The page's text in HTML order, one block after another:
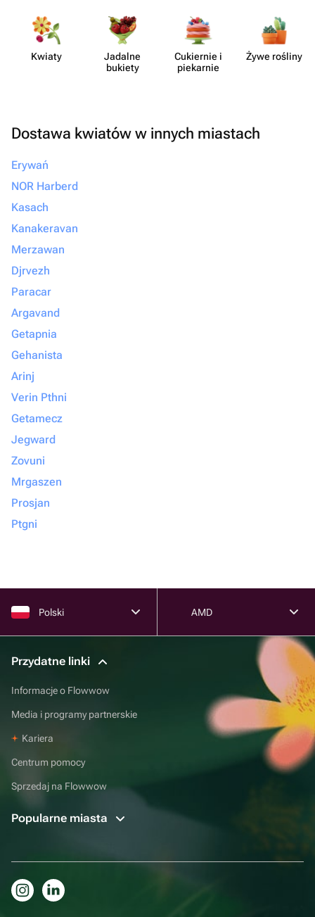
Kwiaty
Jadalne
bukiety
Cukiernie i
piekarnie
Żywe rośliny
Dostawa kwiatów w innych miastach
Erywań
NOR Harberd
Kasach
Kanakeravan
Merzawan
Djrvezh
Paracar
Argavand
Getapnia
Gehanista
Arinj
Verin Pthni
Getamecz
Jegward
Zovuni
Mrgaszen
Prosjan
Ptgni
Polski AMD
Przydatne linki
Informacje o Flowwow
Media i programy partnerskie
Kariera
Centrum pomocy
Sprzedaj na Flowwow
Popularne miasta